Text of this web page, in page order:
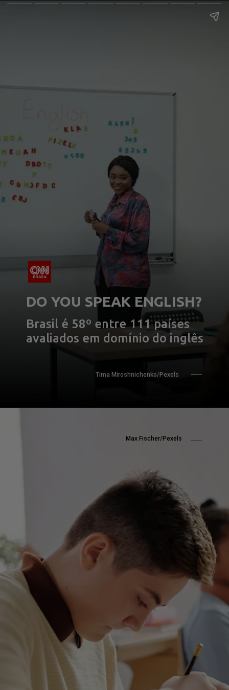
DO YOU SPEAK ENGLISH?
Brasil é 58º entre 111 países
avaliados em domínio do inglês
Tima Miroshnichenko/Pexels
Max Fischer/Pexels